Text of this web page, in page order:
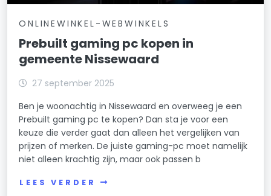
ONLINEWINKEL-WEBWINKELS
Prebuilt gaming pc kopen in
gemeente Nissewaard
27 september 2025
Ben je woonachtig in Nissewaard en overweeg je een
Prebuilt gaming pc te kopen? Dan sta je voor een
keuze die verder gaat dan alleen het vergelijken van
prijzen of merken. De juiste gaming-pc moet namelijk
niet alleen krachtig zijn, maar ook passen b
LEES VERDER